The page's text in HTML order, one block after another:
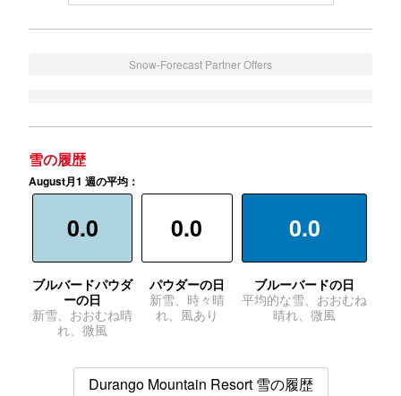
Snow-Forecast Partner Offers
雪の履歴
August月1 週の平均：
0.0
ブルバードパウダ
ーの日
新雪、おおむね晴
れ、微風
0.0
パウダーの日
新雪、時々晴
れ、風あり
0.0
ブルーバードの日
平均的な雪、おおむね
晴れ、微風
Durango Mountain Resort 雪の履歴